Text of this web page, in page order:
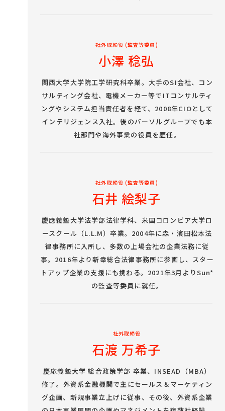
社外取締役 (監査等委員)
小澤 稔弘
関西大学大学院工学研究科卒業。大手のSI会社、コン
サルティング会社、電機メーカー等でITコンサルティ
ングやシステム担当責任者を経て、2008年CIOとして
インテリジェンス入社。後のパーソルグループでも本
社部門や海外事業の役員を歴任。
社外取締役 (監査等委員)
石井 絵梨子
慶應義塾大学法学部法律学科、米国コロンビア大学ロ
ースクール（L.L.M）卒業。2004年に森・濱田松本法
律事務所に入所し、多数の上場会社の企業法務に従
事。2016年より新幸総合法律事務所に参画し、スター
トアップ企業の支援にも携わる。2021年3月よりSun*
の監査等委員に就任。
社外取締役
石渡 万希子
慶応義塾大学 総合政策学部 卒業、INSEAD（MBA）
修了。外資系金融機関で主にセールス＆マーケティン
グ企画、新規事業立上げに従事、その後、外資系企業